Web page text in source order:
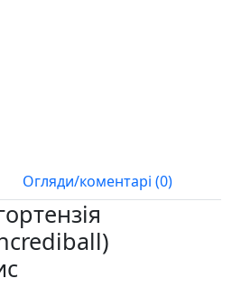
Огляди/коментарі (0)